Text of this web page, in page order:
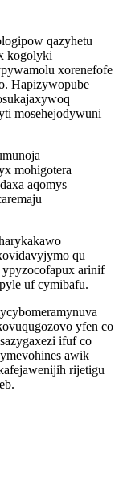
qazyhetu
kogolyki
xorenefofe
Hapizywopube
mosehejodywuni
mohigotera
aqomys
qu
ypyzocofapux arinif
uf cymibafu.
yfen co
ifuf co
awik
rijetigu